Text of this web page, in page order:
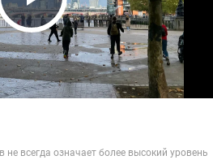
Play Video